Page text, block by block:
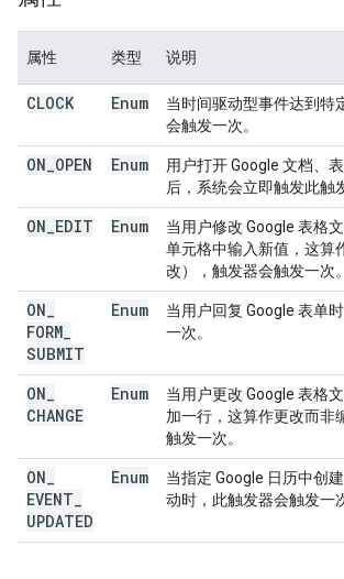
属性 类型 说明
CLOCK Enum
当时间驱动型事件达到特
会触发一次。
ON OPEN Enum
用户打开 Google 文档、
后，系统会立即触发此触
ON EDIT Enum
当用户修改 Google 表格
单元格中输入新值，这算
改），触发器会触发一次。
ON
FORM
SUBMIT
Enum
当用户回复 Google 表单
一次。
ON
CHANGE
Enum
当用户更改 Google 表格
加一行，这算作更改而非
触发一次。
ON
EVENT
UPDATED
Enum
当指定 Google 日历中创
动时，此触发器会触发一